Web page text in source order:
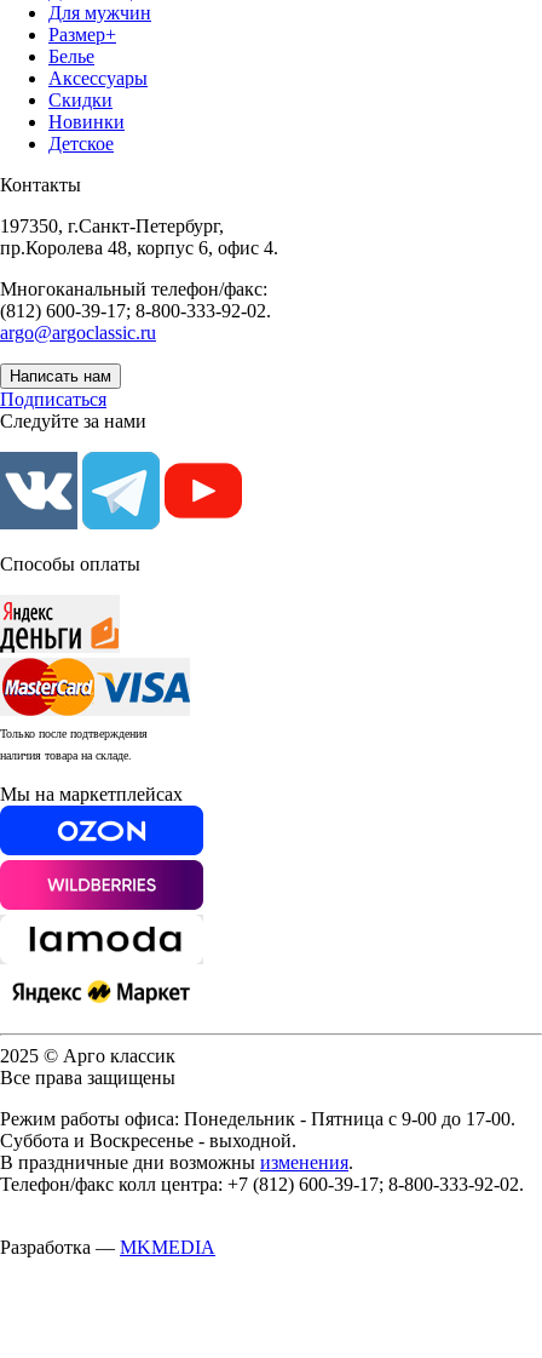
Для мужчин
Размер+
Белье
Аксессуары
Скидки
Новинки
Детское
Контакты
197350, г.Санкт-Петербург,
пр.Королева 48, корпус 6, офис 4.
Многоканальный телефон/факс:
(812) 600-39-17; 8-800-333-92-02.
argo@argoclassic.ru
Написать нам
Подписаться
Следуйте за нами
Способы оплаты
Только после подтверждения
наличия товара на складе.
Мы на маркетплейсах
2025 © Арго классик
Все права защищены
Режим работы офиса: Понедельник - Пятница с 9-00 до 17-00.
Суббота и Воскресенье - выходной.
В праздничные дни возможны изменения.
Телефон/факс колл центра: +7 (812) 600-39-17; 8-800-333-92-02.
Разработка — MKMEDIA